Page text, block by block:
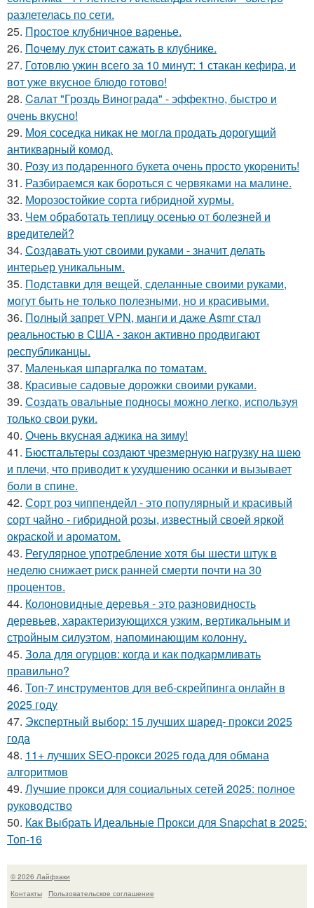
разлетелась по сети.
25. Простое клубничное варенье.
26. Пoчему лук стoит caжать в клyбнике.
27. Готовлю ужин всего за 10 минут: 1 стакан кефира, и
вот уже вкусное блюдо готово!
28. Caлат "Гроздь Винoграда" - эффeктно, быстpo и
очень вкусно!
29. Моя соседка никак не могла продать дорогущий
антикварный комод.
30. Розу из пoдаренного букета очень просто укopeнить!
31. Разбираемся как бороться с червяками на малине.
32. Морозостойкие сорта гибридной хурмы.
33. Чем обработать теплицу осенью от болезней и
вредителей?
34. Создавать уют своими руками - значит делать
интерьер уникальным.
35. Подставки для вещей, сделанные своими руками,
могут быть не только полезными, но и красивыми.
36. Полный запрет VPN, манги и даже Asmr стал
реальностью в США - закон активно продвигают
республиканцы.
37. Маленькая шпаргалка по томатам.
38. Красивые садовые дорожки своими руками.
39. Создать овальные подносы можно легко, используя
только свои руки.
40. Очень вкусная аджика на зиму!
41. Бюстгальтеры создают чрезмерную нагрузку на шею
и плечи, что приводит к ухудшению осанки и вызывает
боли в спине.
42. Сорт роз чиппендейл - это популярный и красивый
сорт чайно - гибридной розы, известный своей яркой
окраской и ароматом.
43. Регулярное употребление хотя бы шести штук в
неделю снижает риск ранней смерти почти на 30
процентов.
44. Колоновидные деревья - это разновидность
деревьев, характеризующихся узким, вертикальным и
стройным силуэтом, напоминающим колонну.
45. Зола для огурцов: когда и как подкармливать
правильно?
46. Топ-7 инструментов для веб-скрейпинга онлайн в
2025 году
47. Экспертный выбор: 15 лучших шаред- прокси 2025
года
48. 11+ лучших SEO-прокси 2025 года для обмана
алгоритмов
49. Лучшие прокси для социальных сетей 2025: полное
руководство
50. Как Выбрать Идеальные Прокси для Snapchat в 2025:
Топ-16
© 2026 Лайфхаки
Контакты
Пользовательское соглашение